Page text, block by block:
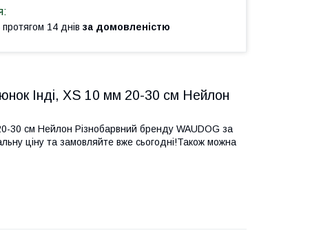
14 днів за домовленістю
Інді, XS 10 мм 20-30 см Нейлон
30 см Нейлон Різнобарвний бренду WAUDOG за
ціну та замовляйте вже сьогодні!Також можна